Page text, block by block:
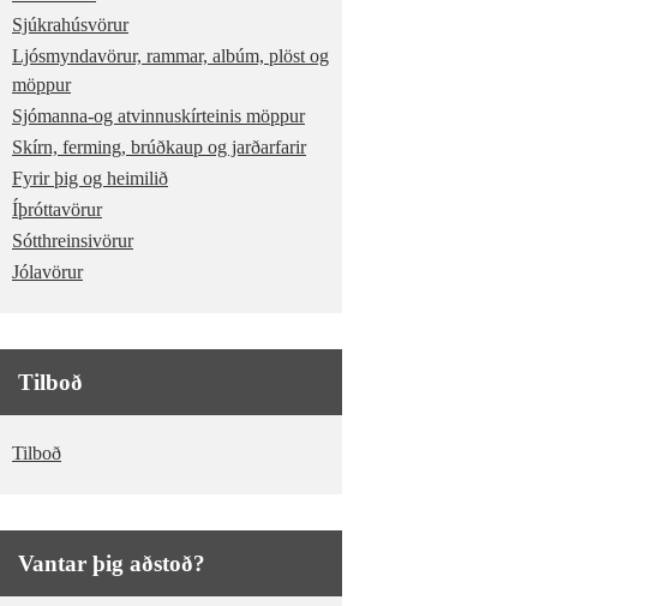
Sjúkrahúsvörur
Ljósmyndavörur, rammar, albúm, plöst og
möppur
Sjómanna-og atvinnuskírteinis möppur
Skírn, ferming, brúðkaup og jarðarfarir
Fyrir þig og heimilið
Íþróttavörur
Sótthreinsivörur
Jólavörur
Tilboð
Tilboð
Vantar þig aðstoð?